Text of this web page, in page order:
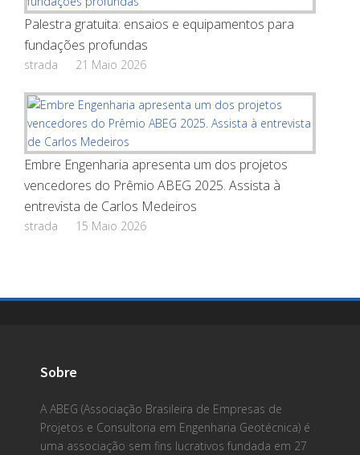
Palestra gratuita: ensaios e equipamentos para
fundações profundas
strada 21 Maio 2026
Embre Engenharia apresenta um dos projetos
vencedores do Prêmio ABEG 2025. Assista à
entrevista de Carlos Medeiros
strada 15 Maio 2026
Sobre
A ABEG (Associação Brasileira de Empresas de
Projetos e Consultoria em Engenharia Geotécnica) é
uma associação sem fins lucrativos fundada em 27